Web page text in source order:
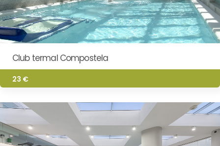
Club termal Compostela
23 €